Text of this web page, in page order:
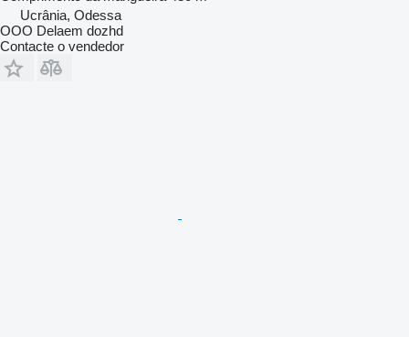
Ucrânia, Odessa
OOO Delaem dozhd
Contacte o vendedor